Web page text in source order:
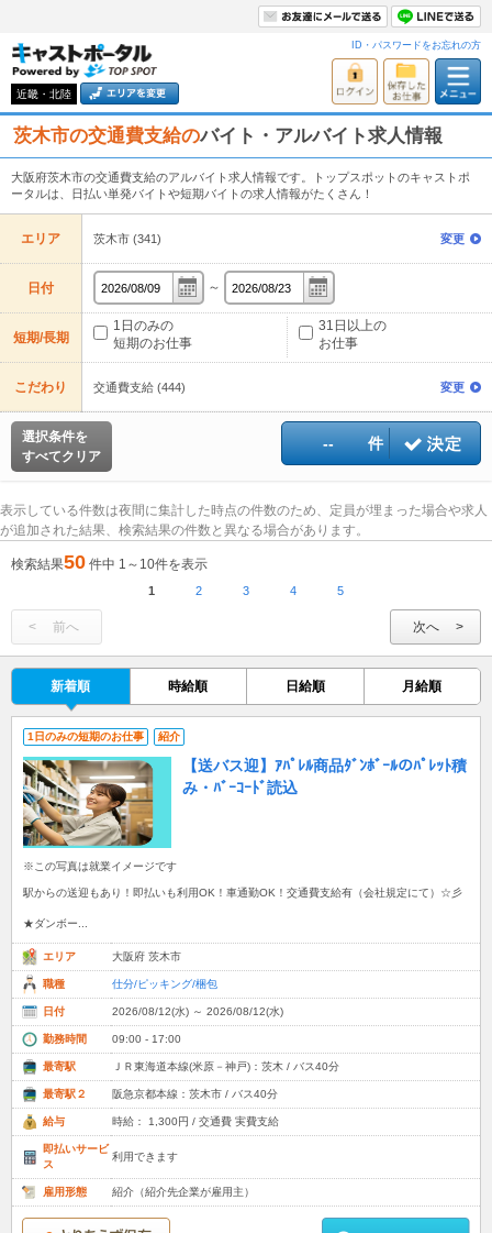
近畿・北陸
ID・パスワードをお忘れの方
茨木市の交通費支給のバイト・アルバイト求人情報
大阪府茨木市の交通費支給のアルバイト求人情報です。トップスポットのキャストポ
ータルは、日払い単発バイトや短期バイトの求人情報がたくさん！
エリア 茨木市 (341) 変更
日付 ～
短期/長期
1日のみの
短期のお仕事
31日以上の
お仕事
こだわり 交通費支給 (444) 変更
選択条件を
すべてクリア
-- 件
表示している件数は夜間に集計した時点の件数のため、定員が埋まった場合や求人
が追加された結果、検索結果の件数と異なる場合があります。
検索結果50 件中 1～10件を表示
1 2 3 4 5
前へ 次へ
新着順 時給順 日給順 月給順
1日のみの短期のお仕事 紹介
【送バス迎】ｱﾊﾟﾚﾙ商品ﾀﾞﾝﾎﾞｰﾙのﾊﾟﾚｯﾄ積
み・ﾊﾞｰｺｰﾄﾞ読込
※この写真は就業イメージです
駅からの送迎もあり！即払いも利用OK！車通勤OK！交通費支給有（会社規定にて）☆彡
★ダンボー...
エリア 大阪府 茨木市
職種 仕分/ピッキング/梱包
日付 2026/08/12(水) ～ 2026/08/12(水)
勤務時間 09:00 - 17:00
最寄駅 ＪＲ東海道本線(米原－神戸)：茨木 / バス40分
最寄駅２ 阪急京都本線：茨木市 / バス40分
給与 時給： 1,300円 / 交通費 実費支給
即払いサービ
ス
利用できます
雇用形態 紹介（紹介先企業が雇用主）